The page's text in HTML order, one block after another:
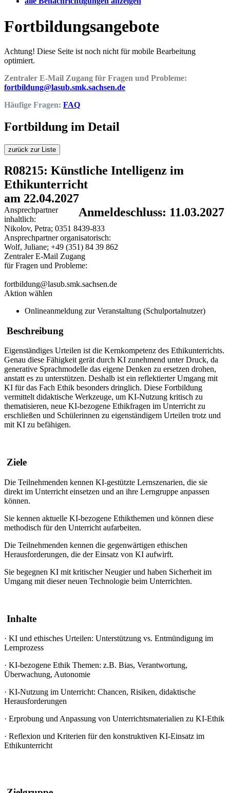
Fortbildungsangebote
Achtung! Diese Seite ist noch nicht für mobile Bearbeitung
optimiert.
Zentraler E-Mail Zugang für Fragen und Probleme:
fortbildung@lasub.smk.sachsen.de
Häufige Fragen: FAQ
Fortbildung im Detail
zurück zur Liste
R08215: Künstliche Intelligenz im
Ethikunterricht
am 22.04.2027
Anmeldeschluss: 11.03.2027
Ansprechpartner
inhaltlich:
Nikolov, Petra; 0351 8439-833
Ansprechpartner organisatorisch:
Wolf, Juliane; +49 (351) 84 39 862
Zentraler E-Mail Zugang
für Fragen und Probleme:
fortbildung@lasub.smk.sachsen.de
Aktion wählen
Onlineanmeldung zur Veranstaltung (Schulportalnutzer)
Beschreibung
Eigenständiges Urteilen ist die Kernkompetenz des Ethikunterrichts.
Genau diese Fähigkeit gerät durch KI zunehmend unter Druck, da
generative Sprachmodelle das eigene Denken zu ersetzen drohen,
anstatt es zu unterstützen. Deshalb ist ein reflektierter Umgang mit
KI für das Fach Ethik besonders dringlich. Diese Fortbildung
vermittelt didaktische Werkzeuge, um KI-Nutzung kritisch zu
thematisieren, neue KI-bezogene Ethikfragen im Unterricht zu
erschließen und Schülerinnen zu eigenständigem Urteilen trotz und
mit KI zu befähigen.
Ziele
Die Teilnehmenden kennen KI-gestützte Lernszenarien, die sie
direkt im Unterricht einsetzen und an ihre Lerngruppe anpassen
können.
Sie kennen aktuelle KI-bezogene Ethikthemen und können diese
methodisch für den Unterricht aufarbeiten.
Die Teilnehmenden kennen die gegenwärtigen ethischen
Herausforderungen, die der Einsatz von KI aufwirft.
Sie begegnen KI mit kritischer Neugier und haben Sicherheit im
Umgang mit dieser neuen Technologie beim Unterrichten.
Inhalte
· KI und ethisches Urteilen: Unterstützung vs. Entmündigung im
Lernprozess
· KI-bezogene Ethik Themen: z.B. Bias, Verantwortung,
Überwachung, Autonomie
· KI-Nutzung im Unterricht: Chancen, Risiken, didaktische
Herausforderungen
· Erprobung und Anpassung von Unterrichtsmaterialien zu KI-Ethik
· Reflexion und Kriterien für den konstruktiven KI-Einsatz im
Ethikunterricht